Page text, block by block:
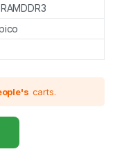
carts.